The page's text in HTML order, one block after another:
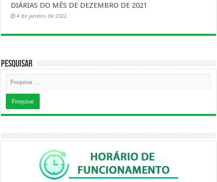
DIÁRIAS DO MÊS DE DEZEMBRO DE 2021
4 de janeiro de 2022
Pesquisar